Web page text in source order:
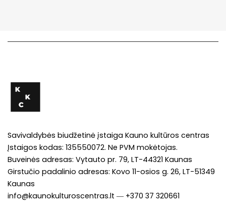
Savivaldybės biudžetinė įstaiga Kauno kultūros centras
Įstaigos kodas: 135550072. Ne PVM mokėtojas.
Buveinės adresas: Vytauto pr. 79, LT-44321 Kaunas
Girstučio padalinio adresas: Kovo 11-osios g. 26, LT-51349
Kaunas
info@kaunokulturoscentras.lt ― +370 37 320661